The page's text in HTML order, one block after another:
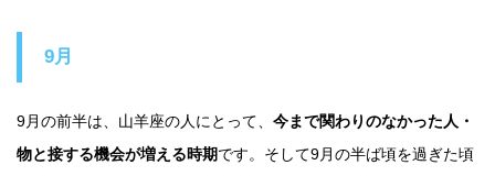
9月
9月の前半は、山羊座の人にとって、 今まで関わりのなかった人・
物と接する機会が増える時期です。そして9月の半ば頃を過ぎた頃